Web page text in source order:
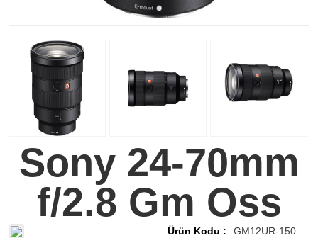
Sony 24-70mm
f/2.8 Gm Oss
Ürün Kodu : GM12UR-150